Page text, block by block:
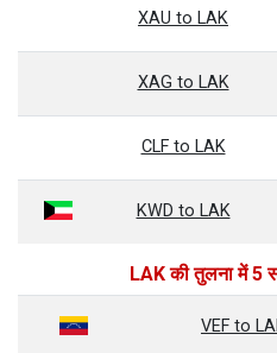
XAU to LAK
XAG to LAK
CLF to LAK
KWD to LAK
LAK की तुलना में 5
VEF to